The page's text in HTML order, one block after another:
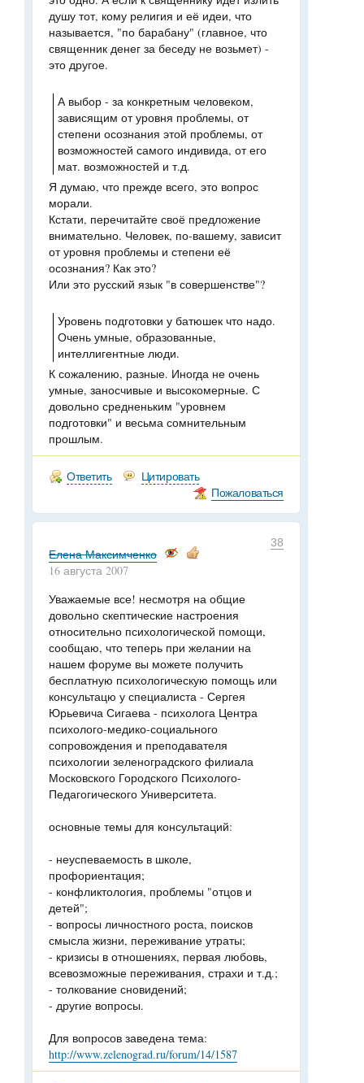
душу тот, кому религия и её идеи, что
называется, "по барабану" (главное, что
священник денег за беседу не возьмет) -
это другое.
А выбор - за конкретным человеком,
зависящим от уровня проблемы, от
степени осознания этой проблемы, от
возможностей самого индивида, от его
мат. возможностей и т.д.
Я думаю, что прежде всего, это вопрос
морали.
Кстати, перечитайте своё предложение
внимательно. Человек, по-вашему, зависит
от уровня проблемы и степени её
осознания? Как это?
Или это русский язык "в совершенстве"?
Уровень подготовки у батюшек что надо.
Очень умные, образованные,
интеллигентные люди.
К сожалению, разные. Иногда не очень
умные, заносчивые и высокомерные. С
довольно средненьким "уровнем
подготовки" и весьма сомнительным
прошлым.
Ответить
Цитировать
Пожаловаться
38
Елена Максимченко
16 августа 2007
Уважаемые все! несмотря на общие
довольно скептические настроения
относительно психологической помощи,
сообщаю, что теперь при желании на
нашем форуме вы можете получить
бесплатную психологическую помощь или
консультацю у специалиста - Сергея
Юрьевича Сигаева - психолога Центра
психолого-медико-социального
сопровождения и преподавателя
психологии зеленоградского филиала
Московского Городского Психолого-
Педагогического Университета.
основные темы для консультаций:
- неуспеваемость в школе,
профориентация;
- конфликтология, проблемы "отцов и
детей";
- вопросы личностного роста, поисков
смысла жизни, переживание утраты;
- кризисы в отношениях, первая любовь,
всевозможные переживания, страхи и т.д.;
- толкование сновидений;
- другие вопросы.
Для вопросов заведена тема:
http://www.zelenograd.ru/forum/14/1587